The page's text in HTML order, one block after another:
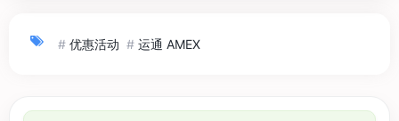
# 优惠活动 # 运通 AMEX